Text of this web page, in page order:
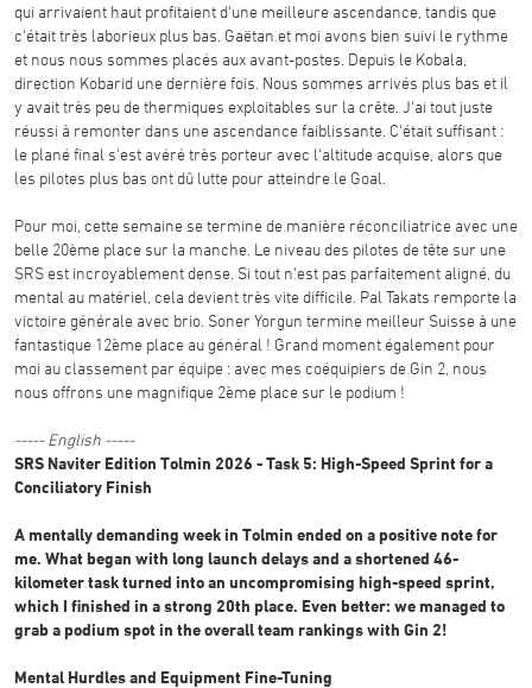
qui arrivaient haut profitaient d'une meilleure ascendance, tandis que
c'était très laborieux plus bas. Gaëtan et moi avons bien suivi le rythme
et nous nous sommes placés aux avant-postes. Depuis le Kobala,
direction Kobarid une dernière fois. Nous sommes arrivés plus bas et il
y avait très peu de thermiques exploitables sur la crête. J'ai tout juste
réussi à remonter dans une ascendance faiblissante. C'était suffisant :
le plané final s'est avéré très porteur avec l'altitude acquise, alors que
les pilotes plus bas ont dû lutte pour atteindre le Goal.
Pour moi, cette semaine se termine de manière réconciliatrice avec une
belle 20ème place sur la manche. Le niveau des pilotes de tête sur une
SRS est incroyablement dense. Si tout n'est pas parfaitement aligné, du
mental au matériel, cela devient très vite difficile. Pal Takats remporte la
victoire générale avec brio. Soner Yorgun termine meilleur Suisse à une
fantastique 12ème place au général ! Grand moment également pour
moi au classement par équipe : avec mes coéquipiers de Gin 2, nous
nous offrons une magnifique 2ème place sur le podium !
----- English -----
SRS Naviter Edition Tolmin 2026 - Task 5: High-Speed Sprint for a
Conciliatory Finish
A mentally demanding week in Tolmin ended on a positive note for
me. What began with long launch delays and a shortened 46-
kilometer task turned into an uncompromising high-speed sprint,
which I finished in a strong 20th place. Even better: we managed to
grab a podium spot in the overall team rankings with Gin 2!
Mental Hurdles and Equipment Fine-Tuning